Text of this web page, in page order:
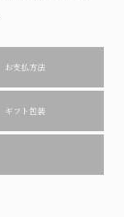
お支払方法
ギフト包装